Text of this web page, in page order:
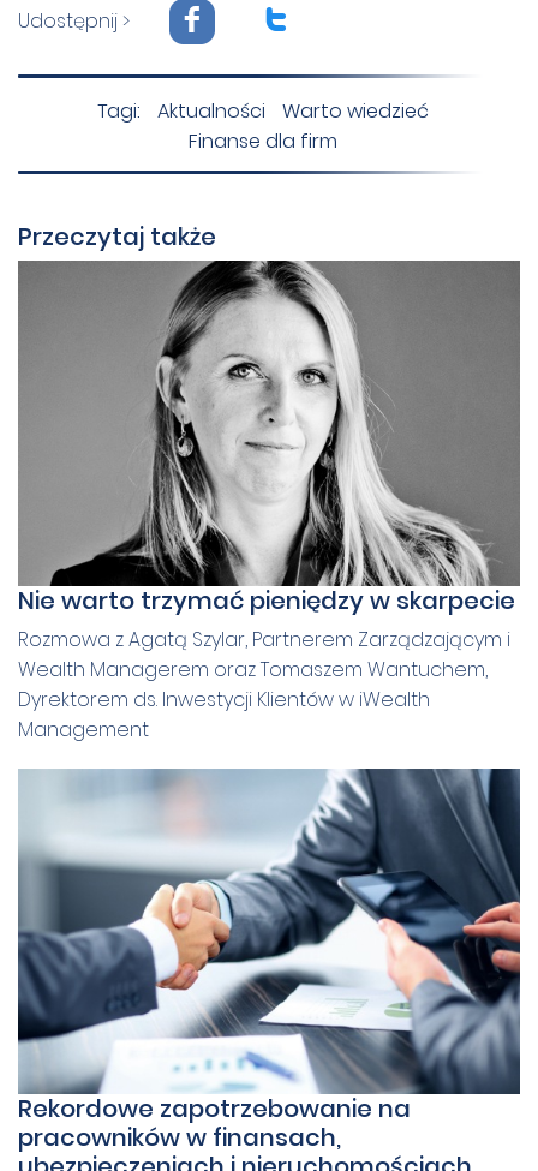
Udostępnij > F T
Tagi: Aktualności
Warto wiedzieć
Finanse dla firm
Przeczytaj także
Nie warto trzymać pieniędzy w skarpecie
Rozmowa z Agatą Szylar, Partnerem Zarządzającym i
Wealth Managerem oraz Tomaszem Wantuchem,
Dyrektorem ds. Inwestycji Klientów w iWealth
Management
Rekordowe zapotrzebowanie na
pracowników w finansach,